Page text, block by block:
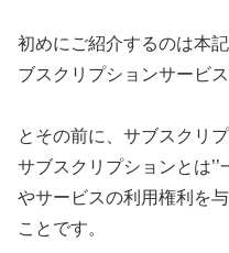
初めにご紹介するのは本
ブスクリプションサービ
とその前に、サブスクリ
サブスクリプションとは
やサービスの利用権利を
ことです。